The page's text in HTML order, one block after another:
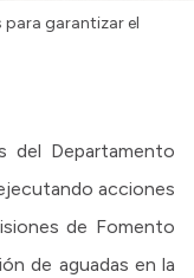
garantizar el
del Departamento
acciones
de Fomento
de aguadas en la